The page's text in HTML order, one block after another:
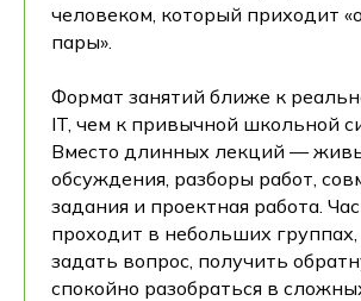
человеком, который приходит
пары».
Формат занятий ближе к
IT, чем к привычной школьной
Вместо длинных лекций —
обсуждения, разборы работ,
задания и проектная работа.
проходит в небольших
задать вопрос, получить
спокойно разобраться в